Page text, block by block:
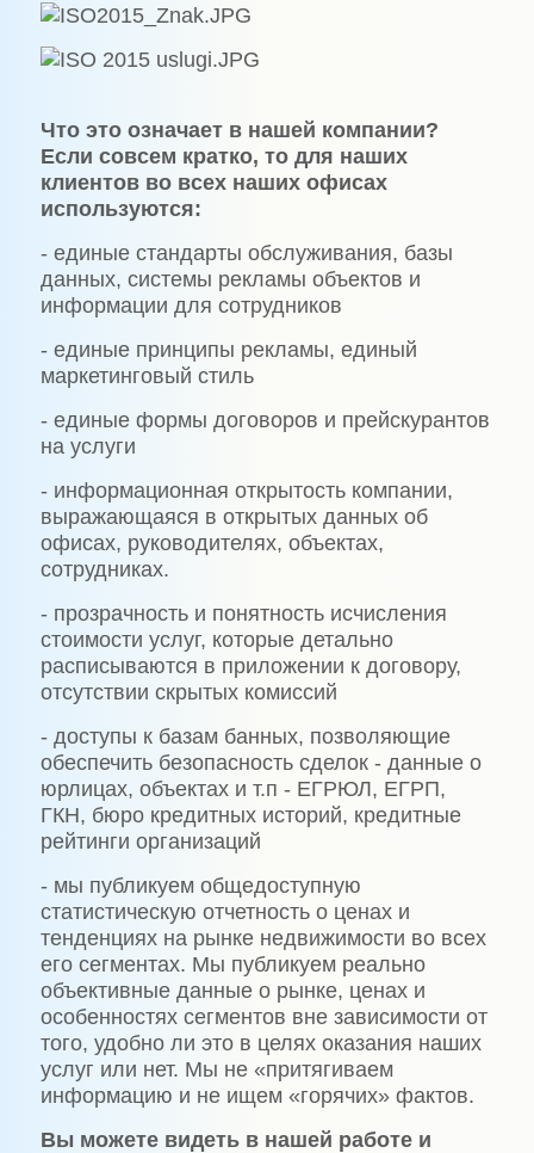
Что это означает в нашей компании?
Если совсем кратко, то для наших
клиентов во всех наших офисах
используются:
- единые стандарты обслуживания, базы
данных, системы рекламы объектов и
информации для сотрудников
- единые принципы рекламы, единый
маркетинговый стиль
- единые формы договоров и прейскурантов
на услуги
- информационная открытость компании,
выражающаяся в открытых данных об
офисах, руководителях, объектах,
сотрудниках.
- прозрачность и понятность исчисления
стоимости услуг, которые детально
расписываются в приложении к договору,
отсутствии скрытых комиссий
- доступы к базам банных, позволяющие
обеспечить безопасность сделок - данные о
юрлицах, объектах и т.п - ЕГРЮЛ, ЕГРП,
ГКН, бюро кредитных историй, кредитные
рейтинги организаций
- мы публикуем общедоступную
статистическую отчетность о ценах и
тенденциях на рынке недвижимости во всех
его сегментах. Мы публикуем реально
объективные данные о рынке, ценах и
особенностях сегментов вне зависимости от
того, удобно ли это в целях оказания наших
услуг или нет. Мы не «притягиваем
информацию и не ищем «горячих» фактов.
Вы можете видеть в нашей работе и